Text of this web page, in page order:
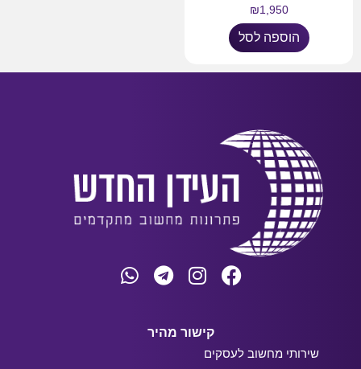
₪1,950
הוספה לסל
קישור מהיר
שירותי מחשוב לעסקים